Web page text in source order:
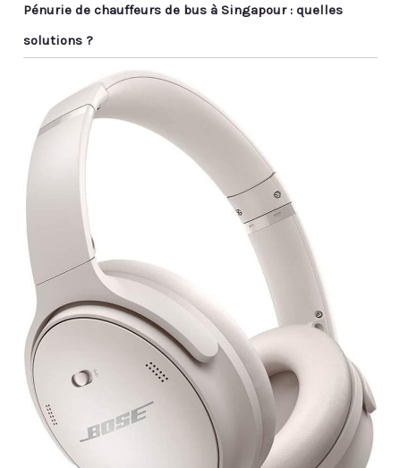
Pénurie de chauffeurs de bus à Singapour : quelles
solutions ?